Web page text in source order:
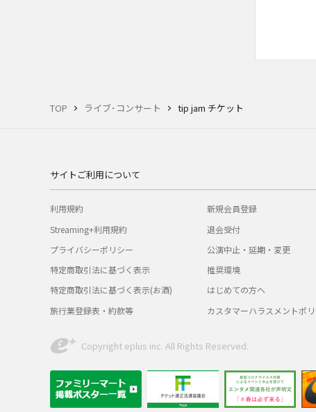
TOP ライブ･コンサート tip jam チケット
サイトご利用について
利用規約
Streaming+利用規約
プライバシーポリシー
特定商取引法に基づく表示
特定商取引法に基づく表示(お酒)
旅行業登録表・約款等
新規会員登録
退会受付
公演中止・延期・変更
推奨環境
はじめての方へ
カスタマーハラスメントポ
Copyright eplus inc. All Rights Reserved.